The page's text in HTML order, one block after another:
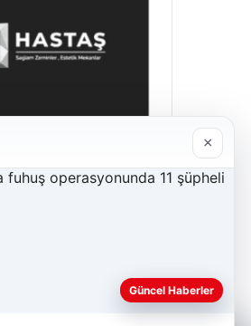
×
Güncel Haberler